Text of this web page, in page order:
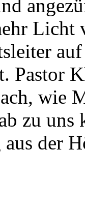
Licht
Pastor
wie
zu uns
der